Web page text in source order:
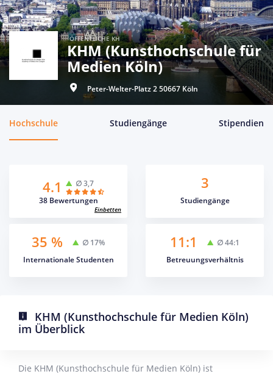
ÖFFENTLICHE KH
KHM (Kunsthochschule für
Medien Köln)
Peter-Welter-Platz 2 50667 Köln
Hochschule Studiengänge Stipendien
4.1
∅ 3,7
38 Bewertungen
Einbetten
3
Studiengänge
35 %
∅ 17%
Internationale Studenten
11:1
∅ 44:1
Betreuungsverhältnis
KHM (Kunsthochschule für Medien Köln)
im Überblick
Die KHM (Kunsthochschule für Medien Köln) ist